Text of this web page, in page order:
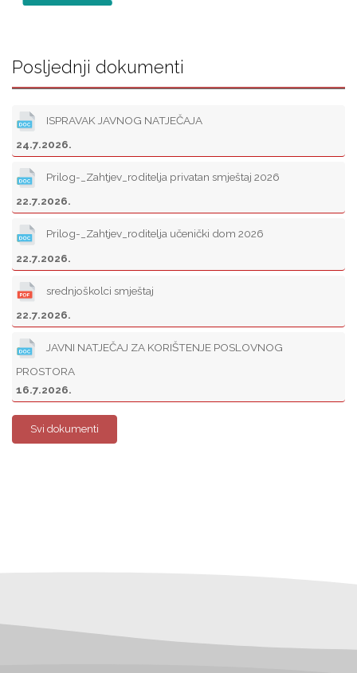
Posljednji dokumenti
ISPRAVAK JAVNOG NATJEČAJA
24.7.2026.
Prilog-_Zahtjev_roditelja privatan smještaj 2026
22.7.2026.
Prilog-_Zahtjev_roditelja učenički dom 2026
22.7.2026.
srednjoškolci smještaj
22.7.2026.
JAVNI NATJEČAJ ZA KORIŠTENJE POSLOVNOG
PROSTORA
16.7.2026.
Svi dokumenti